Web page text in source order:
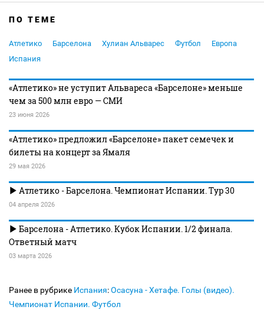
ПО ТЕМЕ
Атлетико Барселона Хулиан Альварес Футбол
Европа
Испания
«Атлетико» не уступит Альвареса «Барселоне» меньше
чем за 500 млн евро — СМИ
23 июня 2026
«Атлетико» предложил «Барселоне» пакет семечек и
билеты на концерт за Ямаля
29 мая 2026
Атлетико - Барселона. Чемпионат Испании. Тур 30
04 апреля 2026
Барселона - Атлетико. Кубок Испании. 1/2 финала.
Ответный матч
03 марта 2026
Ранее в рубрике Испания:Осасуна - Хетафе. Голы (видео).
Чемпионат Испании. Футбол